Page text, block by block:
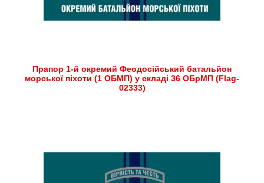
Прапор 1-й окремий Феодосійський батальйон
морської піхоти (1 ОБМП) у складі 36 ОБрМП (Flag-
02333)